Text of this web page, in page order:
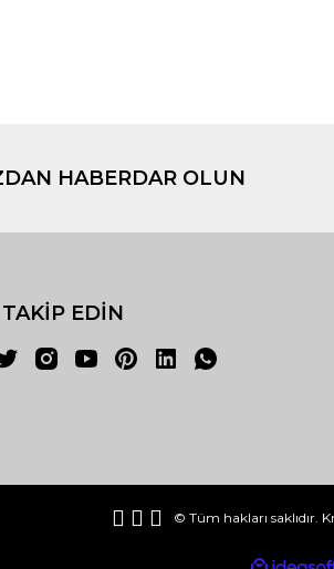
HABERDAR OLUN
EDİN
© Tüm hakları saklıdır.